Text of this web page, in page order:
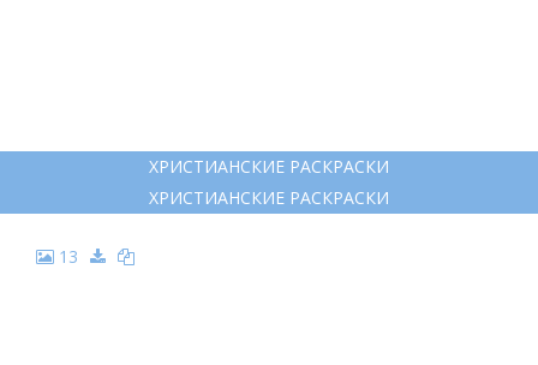
ХРИСТИАНСКИЕ РАСКРАСКИ
ХРИСТИАНСКИЕ РАСКРАСКИ
13